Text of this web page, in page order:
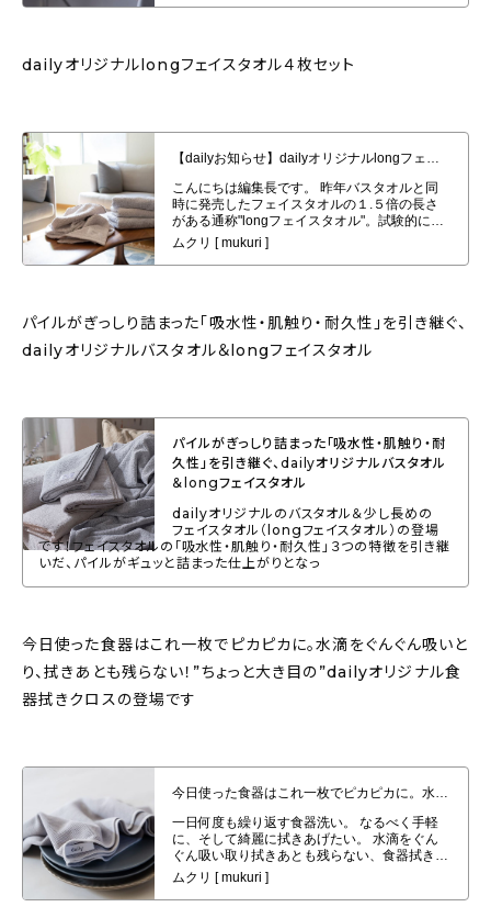
dailyオリジナルlongフェイスタオル４枚セット
【dailyお知らせ】dailyオリジナルlongフェイスタオル４枚セット発売開始
パイルがぎっしり詰まった「吸水性・肌触り・耐久性」を引き継ぐ、
dailyオリジナルバスタオル＆longフェイスタオル
パイルがぎっしり詰まった「吸水性・肌触り・耐
久性」を引き継ぐ、dailyオリジナルバスタオル
＆longフェイスタオル
dailyオリジナルのバスタオル＆少し長めの
フェイスタオル（longフェイスタオル）の登場
です！フェイスタオルの「吸水性・肌触り・耐久性」３つの特徴を引き継
いだ、パイルがギュッと詰まった仕上がりとなっ
今日使った食器はこれ一枚でピカピカに。水滴をぐんぐん吸いと
り、拭きあとも残らない！”ちょっと大き目の”dailyオリジナル食
器拭きクロスの登場です
も残らない！”ちょっと大き目の”dailyオリジナル食器拭きクロスの登場で
す